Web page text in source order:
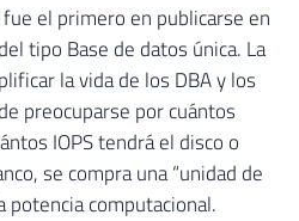
fue el primero en publicarse en
tipo Base de datos única. La
la vida de los DBA y los
preocuparse por cuántos
IOPS tendrá el disco o
se compra una “unidad de
potencia computacional.